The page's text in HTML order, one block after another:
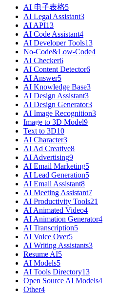
AI 电子表格5
AI Legal Assistant3
AI API13
AI Code Assistant4
AI Developer Tools13
No-Code&Low-Code4
AI Checker6
AI Content Detector6
AI Answer5
AI Knowledge Base3
AI Design Assistant3
AI Design Generator3
AI Image Recognition3
Image to 3D Model9
Text to 3D10
AI Character3
AI Ad Creative8
AI Advertising9
AI Email Marketing5
AI Lead Generation5
AI Email Assistant8
AI Meeting Assistant7
AI Productivity Tools21
AI Animated Video4
AI Animation Generator4
AI Transcription5
AI Voice Over5
AI Writing Assistants3
Resume AI5
AI Models5
AI Tools Directory13
Open Source AI Models4
Other4